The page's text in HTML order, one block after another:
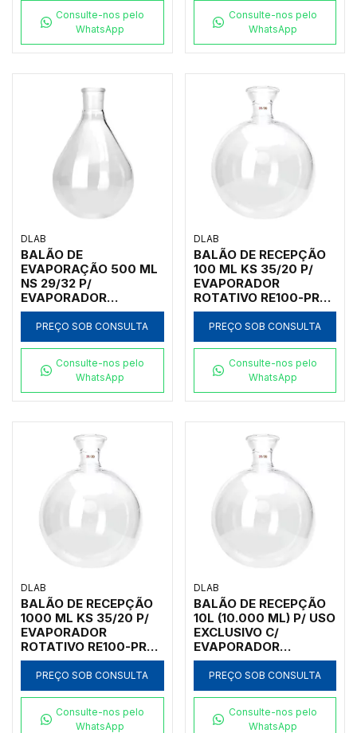
Consulte-nos pelo
WhatsApp
Consulte-nos pelo
WhatsApp
DLAB
BALÃO DE
EVAPORAÇÃO 500 ML
NS 29/32 P/
EVAPORADOR
ROTATIVO RE100-PRO
E RE100-S
PREÇO SOB CONSULTA
Consulte-nos pelo
WhatsApp
DLAB
BALÃO DE RECEPÇÃO
100 ML KS 35/20 P/
EVAPORADOR
ROTATIVO RE100-PRO
E RE100-S
PREÇO SOB CONSULTA
Consulte-nos pelo
WhatsApp
DLAB
BALÃO DE RECEPÇÃO
1000 ML KS 35/20 P/
EVAPORADOR
ROTATIVO RE100-PRO
E RE100-S
PREÇO SOB CONSULTA
Consulte-nos pelo
WhatsApp
DLAB
BALÃO DE RECEPÇÃO
10L (10.000 ML) P/ USO
EXCLUSIVO C/
EVAPORADOR
ROTATIVO RE200-PRO
PREÇO SOB CONSULTA
Consulte-nos pelo
WhatsApp